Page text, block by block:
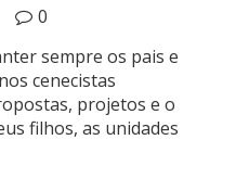
0
sempre os pais e
cenecistas
projetos e o
filhos, as unidades